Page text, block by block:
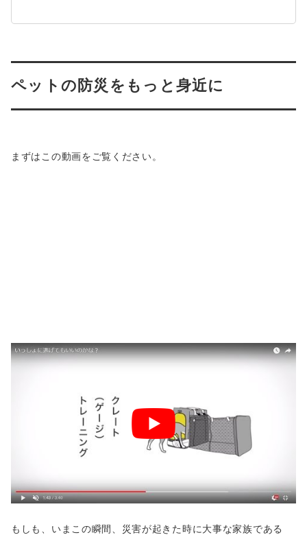
ペットの防災をもっと身近に
まずはこの動画をご覧ください。
もしも、いまこの瞬間、災害が起きた時に大事な家族である